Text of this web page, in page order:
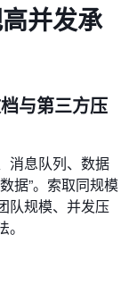
并发承
与第三方压
消息队列、数据
据”。索取同规模
队规模、并发压